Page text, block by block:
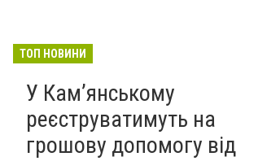
ТОП НОВИНИ
У Кам’янському
реєструватимуть на
грошову допомогу від